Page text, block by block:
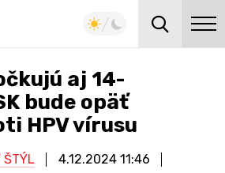
aj 14-
bude opäť
HPV vírusu
ŠTÝL 4.12.2024 11:46